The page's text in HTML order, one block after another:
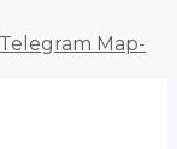
Telegram Map-